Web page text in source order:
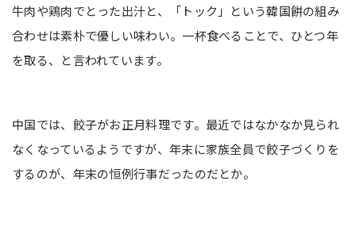
牛肉や鶏肉でとった出汁と、「トック」という韓国餅の組み
合わせは素朴で優しい味わい。一杯食べることで、ひとつ年
を取る、と言われています。
中国では、餃子がお正月料理です。最近ではなかなか見られ
なくなっているようですが、年末に家族全員で餃子づくりを
するのが、年末の恒例行事だったのだとか。